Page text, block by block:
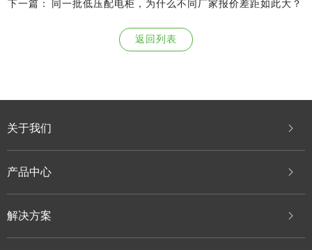
下一篇： 同一批低压配电柜，为什么不同厂家报价差距如此大？
返回列表
关于我们
产品中心
解决方案